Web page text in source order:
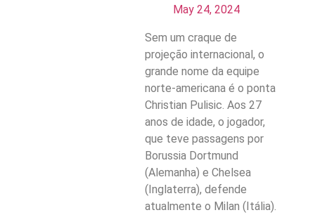
May 24, 2024
Sem um craque de
projeção internacional, o
grande nome da equipe
norte-americana é o ponta
Christian Pulisic. Aos 27
anos de idade, o jogador,
que teve passagens por
Borussia Dortmund
(Alemanha) e Chelsea
(Inglaterra), defende
atualmente o Milan (Itália).